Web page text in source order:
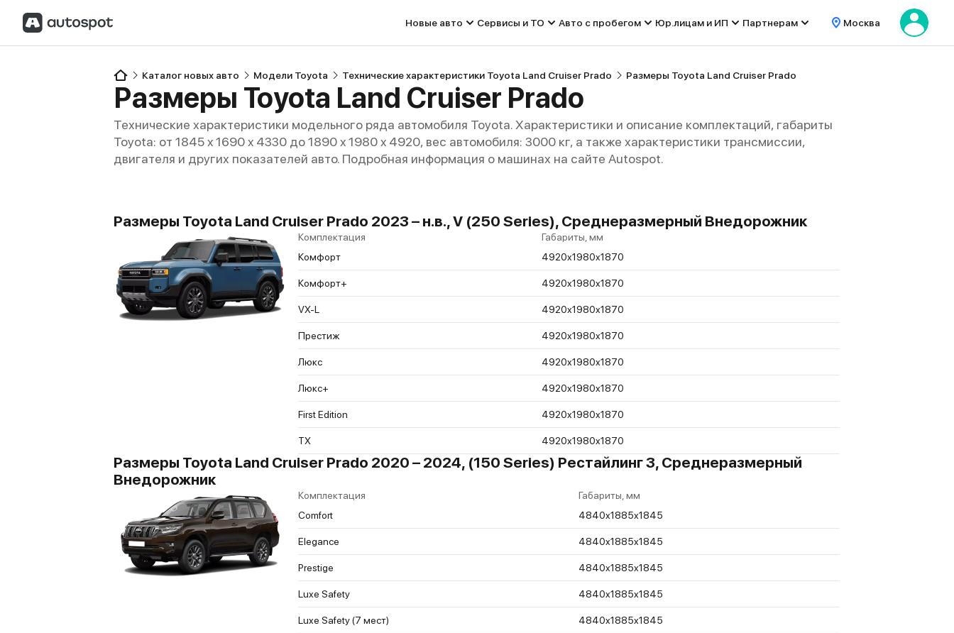
Новые авто Сервисы и ТО Авто с пробегом Юр.лицам и ИП Партнерам Москва
Каталог новых авто Модели Toyota Технические характеристики Toyota Land Cruiser Prado Размеры Toyota Land Cruiser Prado
Размеры Toyota Land Cruiser Prado
Технические характеристики модельного ряда автомобиля Toyota. Характеристики и описание комплектаций, габариты
Toyota: от 1845 x 1690 x 4330 до 1890 x 1980 x 4920, вес автомобиля: 3000 кг, а также характеристики трансмиссии,
двигателя и других показателей авто. Подробная информация о машинах на сайте Autospot.
Размеры Toyota Land Cruiser Prado 2023 – н.в., V (250 Series), Среднеразмерный Внедорожник
Комплектация
Габариты, мм
Комфорт
4920x1980x1870
Комфорт+ 4920x1980x1870
VX-L 4920x1980x1870
Престиж 4920x1980x1870
Люкс 4920x1980x1870
Люкс+ 4920x1980x1870
First Edition 4920x1980x1870
TX 4920x1980x1870
Размеры Toyota Land Cruiser Prado 2020 – 2024, (150 Series) Рестайлинг 3, Среднеразмерный
Внедорожник
Комплектация
Габариты, мм
Comfort
4840x1885x1845
Elegance 4840x1885x1845
Prestige 4840x1885x1845
Luxe Safety 4840x1885x1845
Luxe Safety (7 мест) 4840x1885x1845